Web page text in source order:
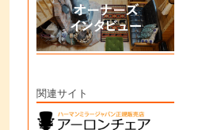
関連サイト